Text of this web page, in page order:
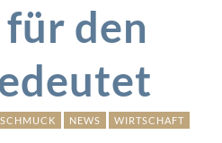
den
NEWS WIRTSCHAFT